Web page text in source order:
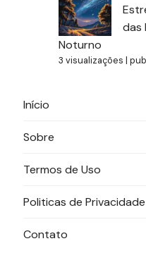
das
Noturno
3 visualizações |
Início
Sobre
Termos de Uso
Politicas de Privacidade
Contato